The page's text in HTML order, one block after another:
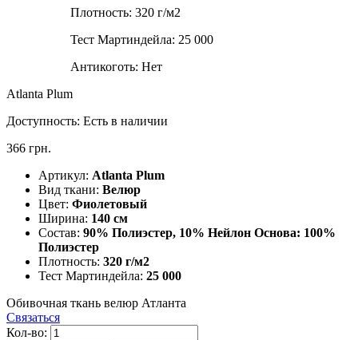
Плотность: 320 г/м2
Тест Мартиндейла: 25 000
Антикоготь: Нет
Atlanta Plum
Доступность: Есть в наличии
366 грн.
Артикул: Atlanta Plum
Вид ткани: Велюр
Цвет: Фиолетовый
Ширина: 140 см
Состав: 90% Полиэстер, 10% Нейлон Основа: 100%
Полиэстер
Плотность: 320 г/м2
Тест Мартиндейла: 25 000
Обивочная ткань велюр Атланта
Связаться
Кол-во: